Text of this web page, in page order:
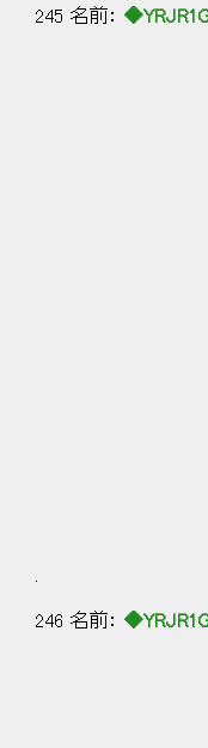
245 名前：
γ ￣￣￣
｜
｜
乂＿＿＿
│ 世
246 名前：